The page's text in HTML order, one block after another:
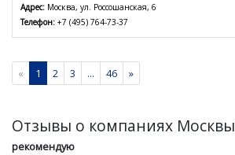
Адрес: Москва, ул. Россошанская, 6
Телефон: +7 (495) 764-73-37
« 1 2 3 ... 46 »
Отзывы о компаниях Москвы
рекомендую